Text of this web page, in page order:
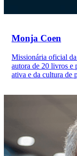
Monja Coen
Missionária oficial
autora de 20 livros e
ativa e da cultura de